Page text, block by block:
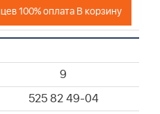
100% оплата В корзину
9
525 82 49-04